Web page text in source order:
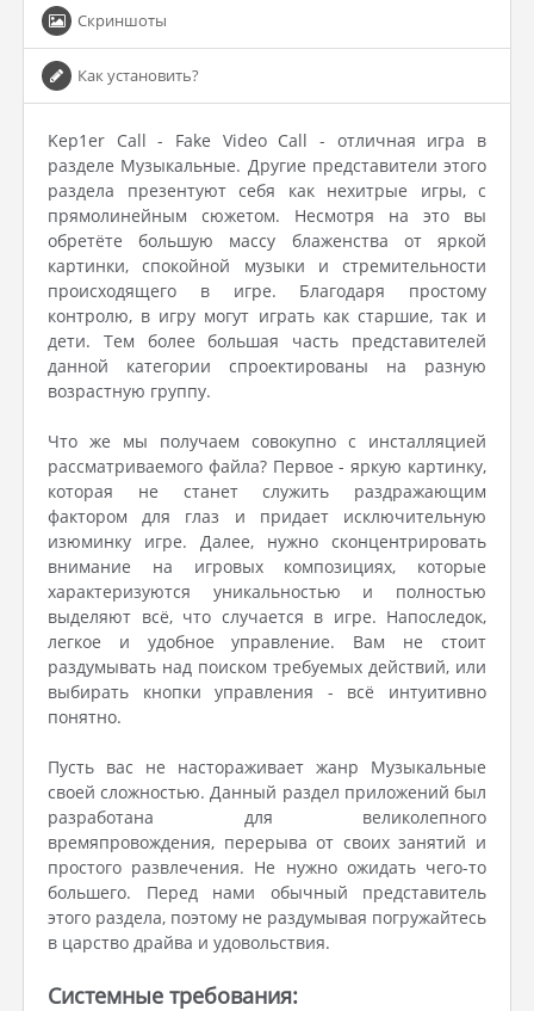
Скриншоты
Как установить?
Kep1er Call - Fake Video Call - отличная игра в
разделе Музыкальные. Другие представители этого
раздела презентуют себя как нехитрые игры, с
прямолинейным сюжетом. Несмотря на это вы
обретёте большую массу блаженства от яркой
картинки, спокойной музыки и стремительности
происходящего в игре. Благодаря простому
контролю, в игру могут играть как старшие, так и
дети. Тем более большая часть представителей
данной категории спроектированы на разную
возрастную группу.
Что же мы получаем совокупно с инсталляцией
рассматриваемого файла? Первое - яркую картинку,
которая не станет служить раздражающим
фактором для глаз и придает исключительную
изюминку игре. Далее, нужно сконцентрировать
внимание на игровых композициях, которые
характеризуются уникальностью и полностью
выделяют всё, что случается в игре. Напоследок,
легкое и удобное управление. Вам не стоит
раздумывать над поиском требуемых действий, или
выбирать кнопки управления - всё интуитивно
понятно.
Пусть вас не настораживает жанр Музыкальные
своей сложностью. Данный раздел приложений был
разработана для великолепного
времяпровождения, перерыва от своих занятий и
простого развлечения. Не нужно ожидать чего-то
большего. Перед нами обычный представитель
этого раздела, поэтому не раздумывая погружайтесь
в царство драйва и удовольствия.
Системные требования: